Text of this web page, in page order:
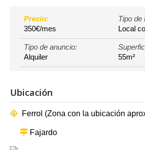
Precio:
350€/mes
Tipo de
Local
Tipo de anuncio:
Alquiler
55m²
Ubicación
Ferrol (Zona con la ubicación
Fajardo